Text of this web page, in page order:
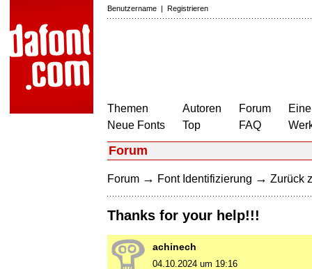
Benutzername | Registrieren
Themen
Neue Fonts
Autoren
Top
Forum
FAQ
Forum
Forum → Font Identifizierung → Zurück
Thanks for your help!!!
achinech
04.10.2024 um 19:16